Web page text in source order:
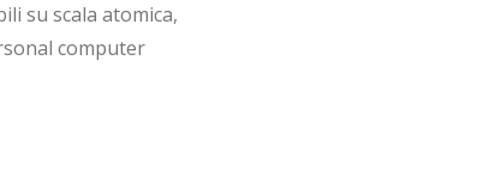
su scala atomica,
computer